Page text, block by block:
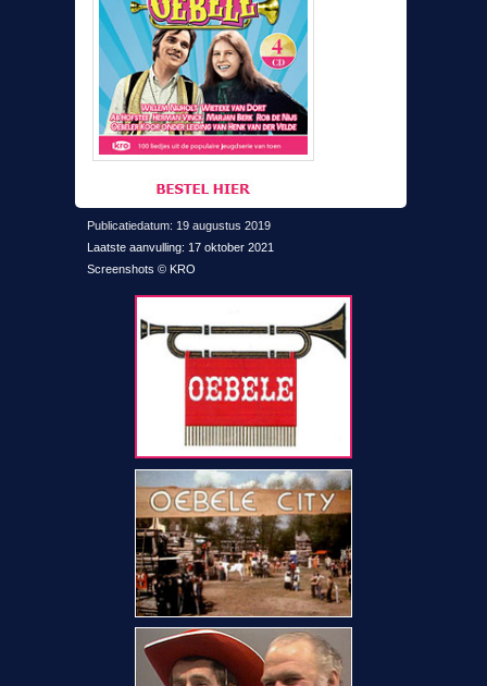
Publicatiedatum: 19 augustus 2019
Laatste aanvulling: 17 oktober 2021
Screenshots © KRO